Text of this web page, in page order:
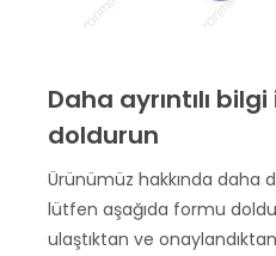
Daha ayrıntılı
doldurun
Ürünümüz hakkında daha
lütfen aşağıda formu
ulaştıktan ve